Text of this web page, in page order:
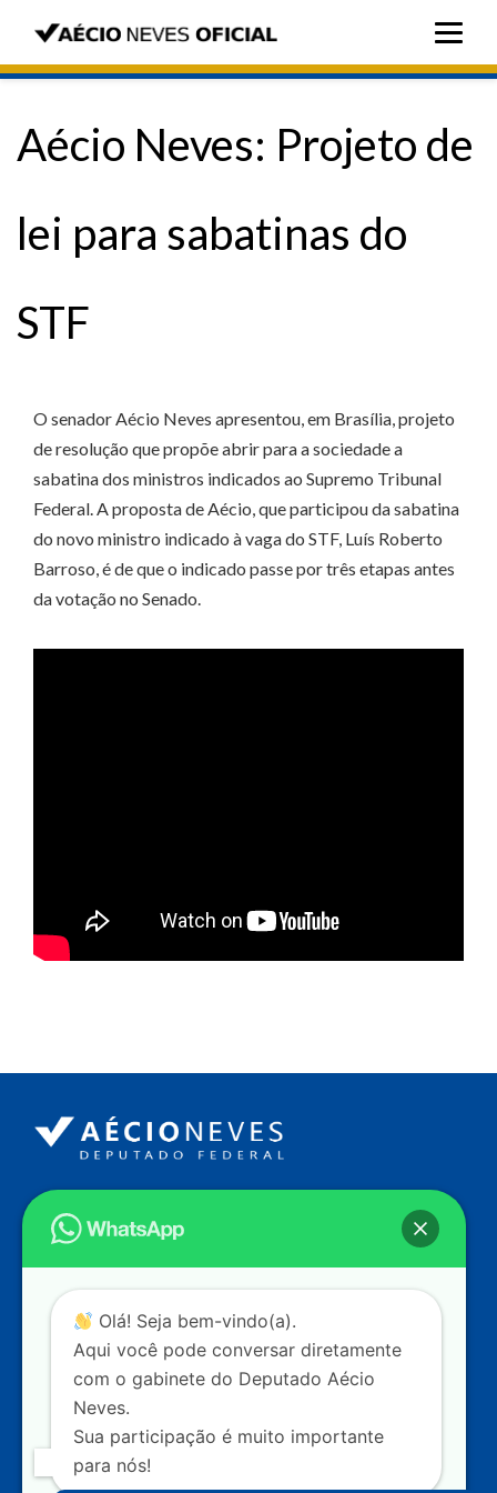
Aécio Neves: Projeto de
lei para sabatinas do
STF
O senador Aécio Neves apresentou, em Brasília, projeto
de resolução que propõe abrir para a sociedade a
sabatina dos ministros indicados ao Supremo Tribunal
Federal. A proposta de Aécio, que participou da sabatina
do novo ministro indicado à vaga do STF, Luís Roberto
Barroso, é de que o indicado passe por três etapas antes
da votação no Senado.
Endereço
Câmara dos Deputados
Ed. Principal, Ala C – Gabinete
Contato
dep.aecioneves@camara.leg.br
+55 (61) 3215-5964
+55 (31) 3261-0121
+55 (31) 97150-0834
Olá! Seja bem-vindo(a).
Aqui você pode conversar diretamente
com o gabinete do Deputado Aécio
Neves.
Sua participação é muito importante
para nós!